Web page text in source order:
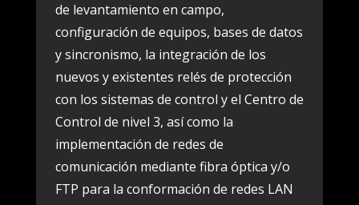
de levantamiento en campo,
configuración de equipos, bases de datos
y sincronismo, la integración de los
nuevos y existentes relés de protección
con los sistemas de control y el Centro de
Control de nivel 3, así como la
implementación de redes de
comunicación mediante fibra óptica y/o
FTP para la conformación de redes LAN